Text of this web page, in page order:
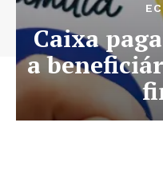
Caixa
a